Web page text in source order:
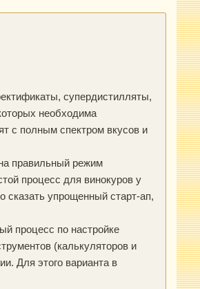
супердистилляты,
необходима
с полным спектром вкусов и
правильный режим
процесс для винокуров у
сказать упрощенный старт-ап,
процесс по настройке
(калькуляторов и
Для этого варианта в